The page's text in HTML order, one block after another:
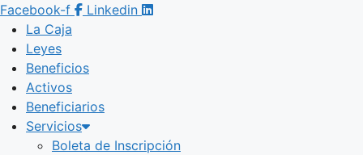
Facebook-f
Linkedin
La Caja
Leyes
Beneficios
Activos
Beneficiarios
Servicios
Boleta de Inscripción